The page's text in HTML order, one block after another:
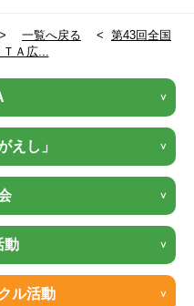
一覧へ戻る < 第43回全国
Ａ広...
えし」
動
ル活動